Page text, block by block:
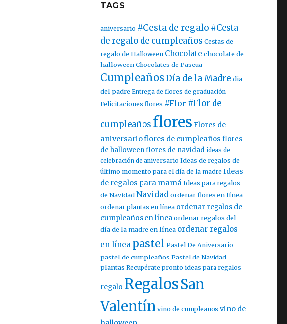
TAGS
aniversario #Cesta de regalo #Cesta
de regalo de cumpleaños Cestas de
regalo de Halloween Chocolate chocolate de
halloween Chocolates de Pascua
CumpleañosDía de la Madre dia
del padre Entrega de flores de graduación
Felicitaciones flores #Flor #Flor de
cumpleañosflores Flores de
aniversarioflores de cumpleaños flores
de halloweenflores de navidad ideas de
celebración de aniversario Ideas de regalos de
último momento para el día de la madre Ideas
de regalos para mamá Ideas para regalos
de Navidad Navidadordenar flores en línea
ordenar plantas en línea ordenar regalos de
cumpleaños en línea ordenar regalos del
día de la madre en línea ordenar regalos
en línea pastel Pastel De Aniversario
pastel de cumpleaños Pastel de Navidad
plantas Recupérate pronto ideas para regalos
regalo RegalosSan
Valentín vino de cumpleaños vino de